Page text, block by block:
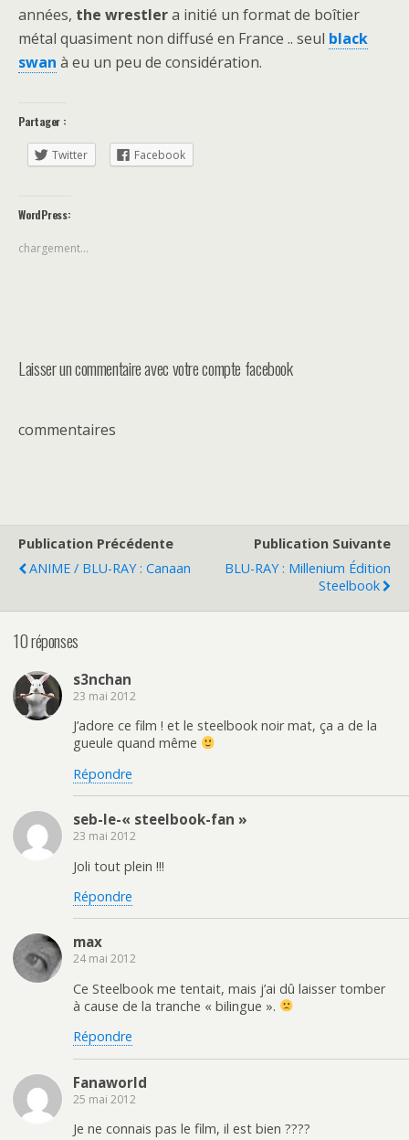
années, the wrestlera initié un format de boîtier
métal quasiment non diffusé en France .. seul black
swan à eu un peu de considération.
Partager :
Twitter Facebook
WordPress:
chargement…
Laisser un commentaire avec votre compte facebook
commentaires
Publication Précédente
ANIME / BLU-RAY : Canaan
Publication Suivante
BLU-RAY : Millenium Édition
Steelbook
10 réponses
s3nchan
23 mai 2012
J’adore ce film ! et le steelbook noir mat, ça a de la
gueule quand même
Répondre
seb-le-« steelbook-fan »
23 mai 2012
Joli tout plein !!!
Répondre
max
24 mai 2012
Ce Steelbook me tentait, mais j’ai dû laisser tomber
à cause de la tranche « bilingue ».
Répondre
Fanaworld
25 mai 2012
Je ne connais pas le film, il est bien ????